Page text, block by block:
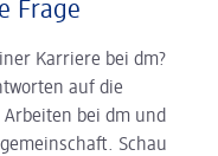
Frage
Karriere bei dm?
auf die
bei dm und
Schau